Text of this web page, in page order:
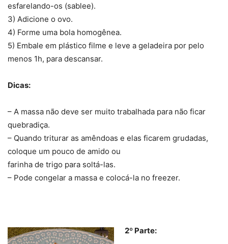
esfarelando-os (sablee).
3) Adicione o ovo.
4) Forme uma bola homogênea.
5) Embale em plástico filme e leve a geladeira por pelo
menos 1h, para descansar.
Dicas:
– A massa não deve ser muito trabalhada para não ficar
quebradiça.
– Quando triturar as amêndoas e elas ficarem grudadas,
coloque um pouco de amido ou
farinha de trigo para soltá-las.
– Pode congelar a massa e colocá-la no freezer.
2º Parte: